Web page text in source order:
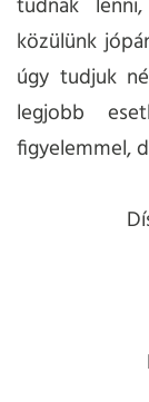
tudnak
közülünk
úgy tudjuk
legjobb
figyelemmel,